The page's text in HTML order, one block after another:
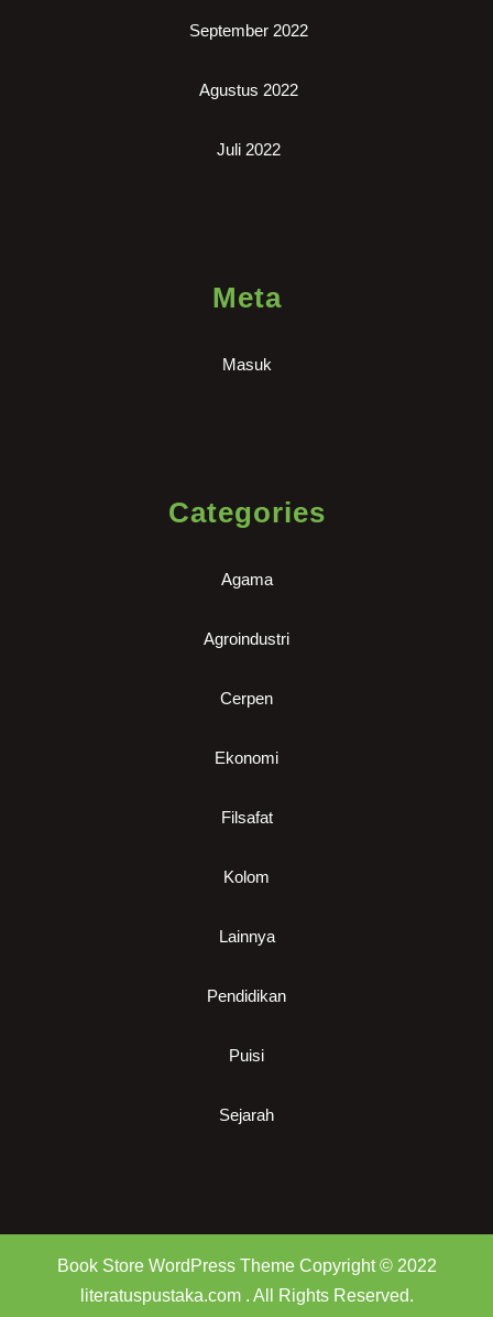
September 2022
Agustus 2022
Juli 2022
Meta
Masuk
Categories
Agama
Agroindustri
Cerpen
Ekonomi
Filsafat
Kolom
Lainnya
Pendidikan
Puisi
Sejarah
Book Store WordPress ThemeCopyright © 2022
literatuspustaka.com . All Rights Reserved.